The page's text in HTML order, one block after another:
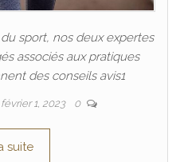
sport, nos deux expertes
associés aux pratiques
des conseils avis1
février 1, 2023 0
suite